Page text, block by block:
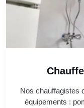
Nos chauffagistes
équipements :